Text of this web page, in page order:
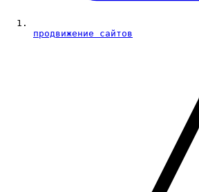
продвижение сайтов